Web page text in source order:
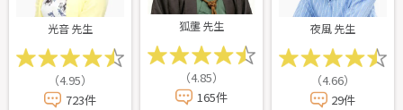
光音 先生
（4.95）
723件
狐壟 先生
（4.85）
165件
夜風 先生
（4.66）
29件